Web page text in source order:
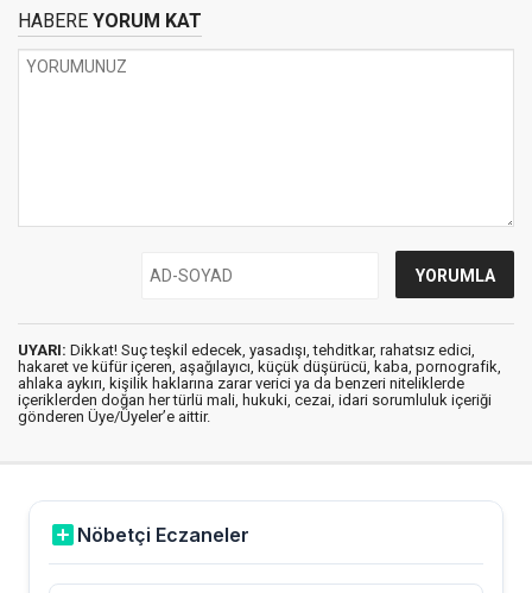
HABERE YORUM KAT
UYARI: Dikkat! Suç teşkil edecek, yasadışı, tehditkar, rahatsız edici,
hakaret ve küfür içeren, aşağılayıcı, küçük düşürücü, kaba, pornografik,
ahlaka aykırı, kişilik haklarına zarar verici ya da benzeri niteliklerde
içeriklerden doğan her türlü mali, hukuki, cezai, idari sorumluluk içeriği
gönderen Üye/Üyeler’e aittir.